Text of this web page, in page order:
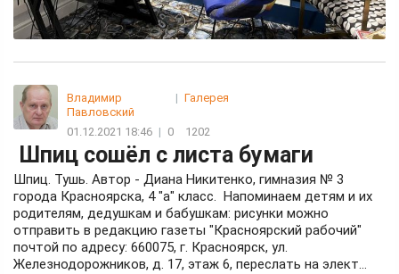
Владимир
Павловский
| Галерея
01.12.2021 18:46 | 0 1202
Шпиц сошёл с листа бумаги
Шпиц. Тушь. Автор - Диана Никитенко, гимназия № 3
города Красноярска, 4 "а" класс. Напоминаем детям и их
родителям, дедушкам и бабушкам: рисунки можно
отправить в редакцию газеты "Красноярский рабочий"
почтой по адресу: 660075, г. Красноярск, ул.
Железнодорожников, д. 17, этаж 6, переслать на элект...